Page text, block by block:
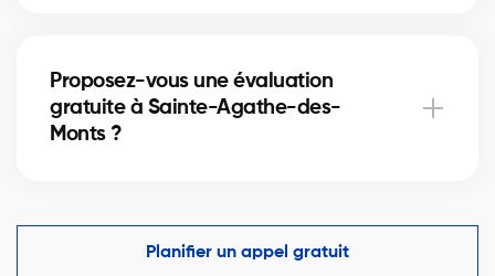
vous.Proposez-vous une évaluation
gratuite à Sainte-Agathe-des-
Monts ?
sur ventes récentes et tendances locales.
Planifier un appel gratuit